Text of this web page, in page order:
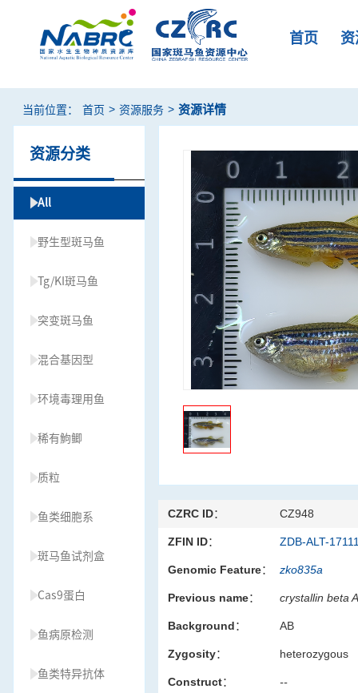
首页
当前位置： 首页 > 资源服务 > 资源详情
资源分类
All
野生型斑马鱼
Tg/KI斑马鱼
突变斑马鱼
混合基因型
环境毒理用鱼
稀有鮈鲫
质粒
鱼类细胞系
斑马鱼试剂盒
Cas9蛋白
鱼病原检测
鱼类特异抗体
CZRC ID： CZ948
ZFIN ID： ZDB-ALT-
Genomic Feature： zko835a
Previous name： crystallin beta
Background： AB
Zygosity： heterozygous
Construct： --